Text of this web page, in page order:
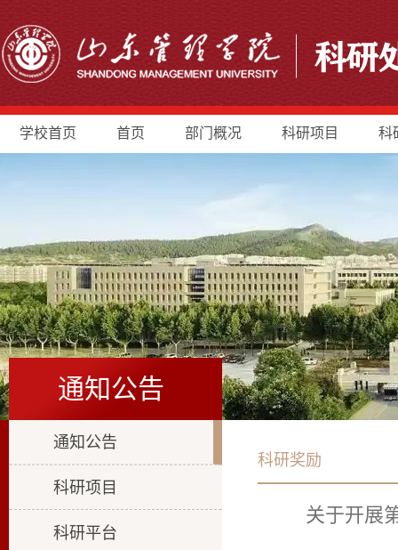
学校首页 首页 部门概况 科研项目 科
通知公告
通知公告
科研项目
科研平台
科研奖励
关于开展